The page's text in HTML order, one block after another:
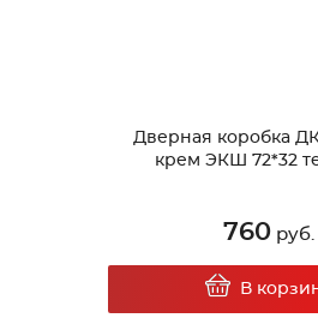
Дверная коробка
крем ЭКШ 72*32
760 руб.
В